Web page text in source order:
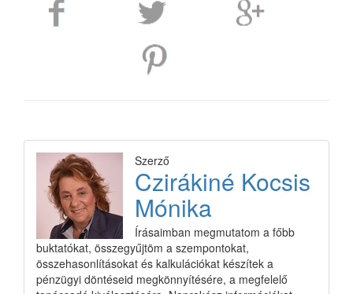
Szerző
Czirákiné Kocsis
Mónika
Írásaimban megmutatom a főbb
buktatókat, összegyűjtöm a szempontokat,
összehasonlításokat és kalkulációkat készítek a
pénzügyi döntéseid megkönnyítésére, a megfelelő